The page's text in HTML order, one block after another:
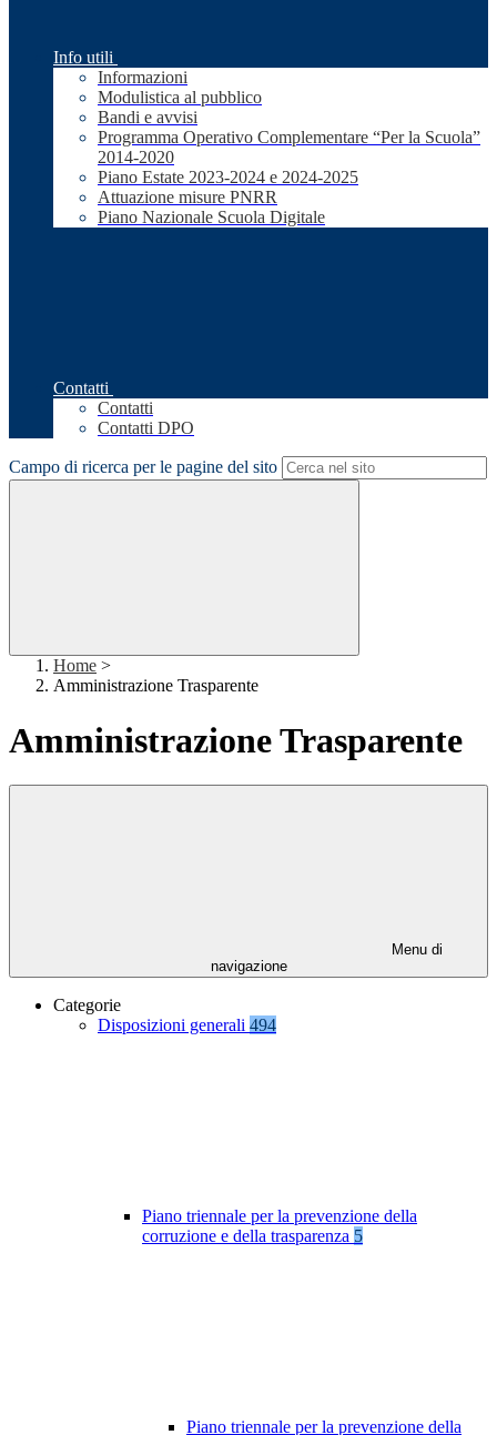
Info utili
Informazioni
Modulistica al pubblico
Bandi e avvisi
Programma Operativo Complementare “Per la Scuola”
2014-2020
Piano Estate 2023-2024 e 2024-2025
Attuazione misure PNRR
Piano Nazionale Scuola Digitale
Contatti
Contatti
Contatti DPO
Campo di ricerca per le pagine del sito
Home >
Amministrazione Trasparente
Amministrazione Trasparente
Menu di
navigazione
Categorie
Disposizioni generali 494
Piano triennale per la prevenzione della
corruzione e della trasparenza 5
Piano triennale per la prevenzione della